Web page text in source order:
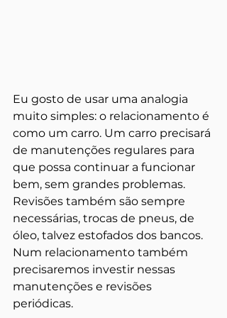
Eu gosto de usar uma analogia
muito simples: o relacionamento é
como um carro. Um carro precisará
de manutenções regulares para
que possa continuar a funcionar
bem, sem grandes problemas.
Revisões também são sempre
necessárias, trocas de pneus, de
óleo, talvez estofados dos bancos.
Num relacionamento também
precisaremos investir nessas
manutenções e revisões
periódicas.